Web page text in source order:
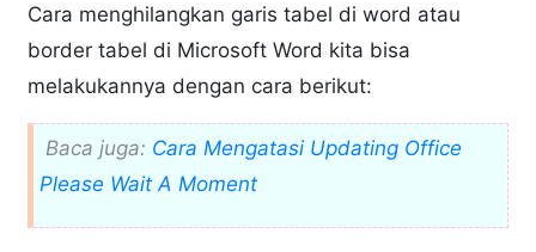
Cara menghilangkan garis tabel di word atau
border tabel di Microsoft Word kita bisa
melakukannya dengan cara berikut:
Baca juga: Cara Mengatasi Updating Office
Please Wait A Moment